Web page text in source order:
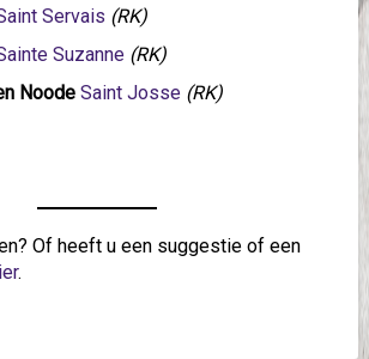
Servais (RK)
Suzanne (RK)
Noode Saint Josse (RK)
Of heeft u een suggestie of een
.